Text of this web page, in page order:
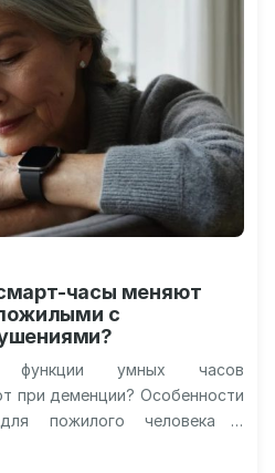
часы меняют
с
функции умных часов
при деменции? Особенности
пожилого человека с